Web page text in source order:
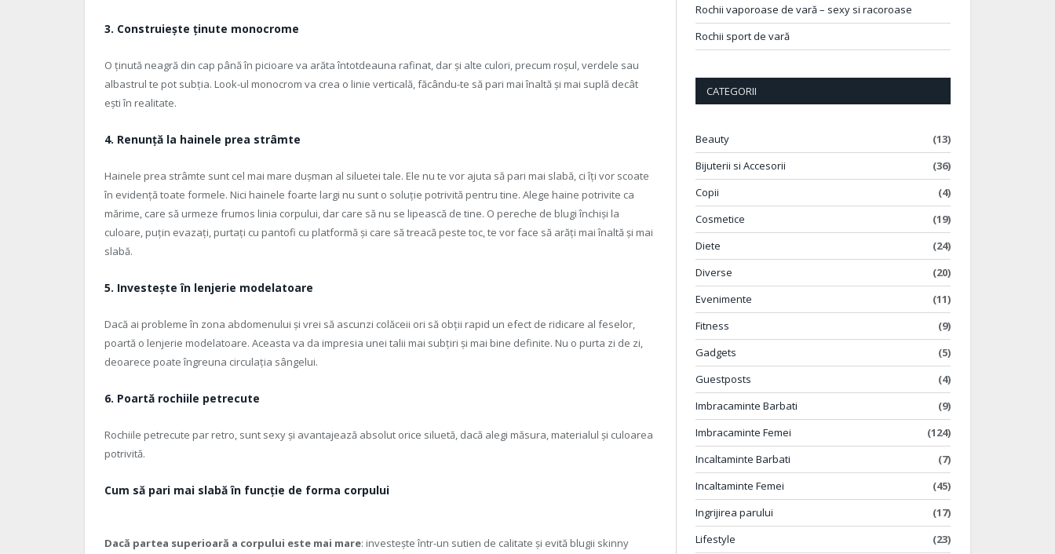
3. Construiește ținute monocrome
O ținută neagră din cap până în picioare va arăta întotdeauna rafinat, dar și alte culori, precum roșul, verdele sau
albastrul te pot subția. Look-ul monocrom va crea o linie verticală, făcându-te să pari mai înaltă și mai suplă decât
ești în realitate.
4. Renunță la hainele prea strâmte
Hainele prea strâmte sunt cel mai mare dușman al siluetei tale. Ele nu te vor ajuta să pari mai slabă, ci îți vor scoate
în evidență toate formele. Nici hainele foarte largi nu sunt o soluție potrivită pentru tine. Alege haine potrivite ca
mărime, care să urmeze frumos linia corpului, dar care să nu se lipească de tine. O pereche de blugi închiși la
culoare, puțin evazați, purtați cu pantofi cu platformă și care să treacă peste toc, te vor face să arăți mai înaltă și mai
slabă.
5. Investește în lenjerie modelatoare
Dacă ai probleme în zona abdomenului și vrei să ascunzi colăceii ori să obții rapid un efect de ridicare al feselor,
poartă o lenjerie modelatoare. Aceasta va da impresia unei talii mai subțiri și mai bine definite. Nu o purta zi de zi,
deoarece poate îngreuna circulația sângelui.
6. Poartă rochiile petrecute
Rochiile petrecute par retro, sunt sexy și avantajează absolut orice siluetă, dacă alegi măsura, materialul și culoarea
potrivită.
Cum să pari mai slabă în funcție de forma corpului
Dacă partea superioară a corpului este mai mare: investește într-un sutien de calitate și evită blugii skinny
Rochii vaporoase de vară – sexy si racoroase
Rochii sport de vară
CATEGORII
Beauty
(13)
Bijuterii si Accesorii
(36)
Copii
(4)
Cosmetice
(19)
Diete
(24)
Diverse
(20)
Evenimente
(11)
Fitness
(9)
Gadgets
(5)
Guestposts
(4)
Imbracaminte Barbati
(9)
Imbracaminte Femei
(124)
Incaltaminte Barbati
(7)
Incaltaminte Femei
(45)
Ingrijirea parului
(17)
Lifestyle
(23)